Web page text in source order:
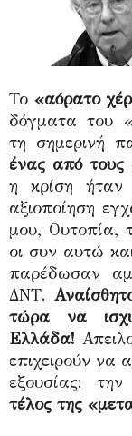
Το «αόρατο
δόγματα του
τη σημερινή
ένας από τους
η κρίση ήταν
αξιοποίηση
μου, Ουτοπία,
οι συν αυτώ
παρέδωσαν
ΔΝΤ.
τώρα να
Ελλάδα!
επιχειρούν να
εξουσίας:
τέλος της